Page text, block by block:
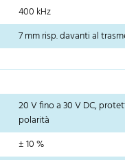
400 kHz
7 mm risp. davanti al
20 V fino a 30 V DC,
polarità
± 10 %